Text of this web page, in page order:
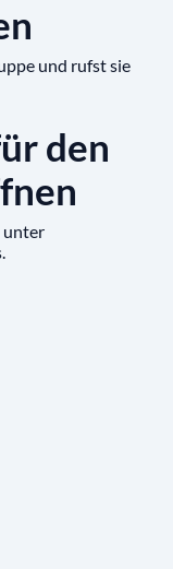
und rufst sie
den
unter